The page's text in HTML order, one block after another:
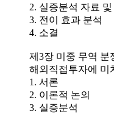
2. 실증분석 자료 및
3. 전이 효과 분석
4. 소결
제3장 미중 무역 분
해외직접투자에 미
1. 서론
2. 이론적 논의
3. 실증분석